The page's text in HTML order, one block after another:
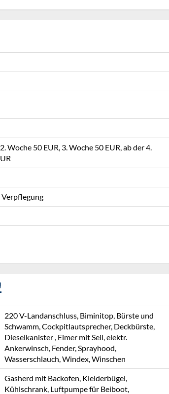
Woche 50 EUR, 3. Woche 50 EUR, ab der 4.
Verpflegung
220 V-Landanschluss, Biminitop, Bürste und
Schwamm, Cockpitlautsprecher, Deckbürste,
Dieselkanister , Eimer mit Seil, elektr.
Ankerwinsch, Fender, Sprayhood,
Wasserschlauch, Windex, Winschen
Gasherd mit Backofen, Kleiderbügel,
Kühlschrank, Luftpumpe für Beiboot,